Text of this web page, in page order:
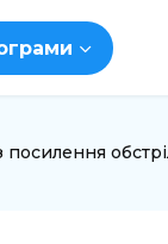
посилення